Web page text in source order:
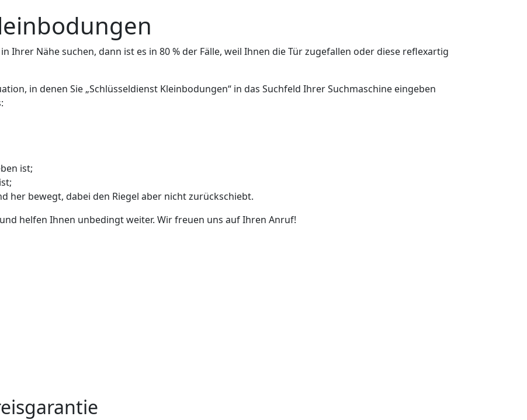
Ihrer Nähe suchen, dann ist es in 80 % der Fälle, weil Ihnen die Tür zugefallen oder diese reflexartig
in denen Sie „Schlüsseldienst Kleinbodungen“ in das Suchfeld Ihrer Suchmaschine eingeben
ist;
her bewegt, dabei den Riegel aber nicht zurückschiebt.
helfen Ihnen unbedingt weiter. Wir freuen uns auf Ihren Anruf!